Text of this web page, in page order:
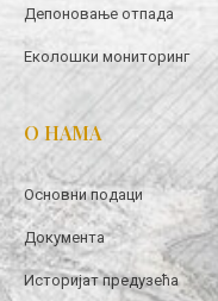
Депоновање отпада
Еколошки мониторинг
О НАМА
Основни подаци
Документа
Историјат предузећа